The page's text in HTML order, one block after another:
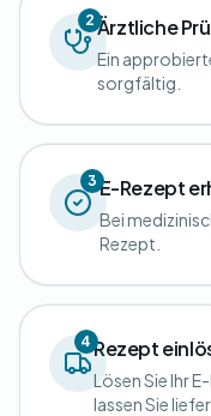
2Ärztliche
Ein
sorgfältig.
3E-Rezept
Bei
Rezept.
4Rezept
Lösen Sie Ihr
lassen Sie